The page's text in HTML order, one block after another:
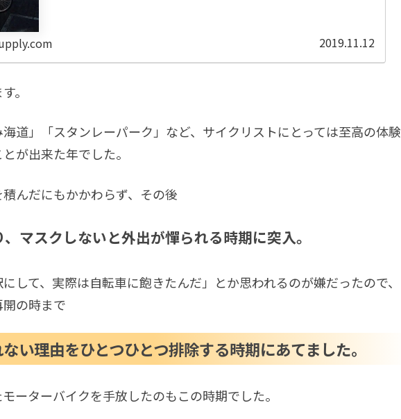
ィレイラーを取り外すのが吉です。そこで今回の輪行に先立ち、広い意味
でのフロントシングル化（ただ単にフロントの変速系を...
2019.11.12
。
道」「スタンレーパーク」など、サイクリストにとっては至高の体験
が出来た年でした。
んだにもかかわらず、その後
マスクしないと外出が憚られる時期に突入。
にして、実際は自転車に飽きたんだ」とか思われるのが嫌だったので、
の時まで
い理由をひとつひとつ排除する時期にあてました。
ーターバイクを手放したのもこの時期でした。